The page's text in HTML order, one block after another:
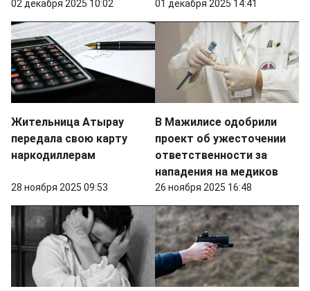
02 декабря 2025 10:02 01 декабря 2025 14:41
Жительница Атырау
передала свою карту
наркодиллерам
28 ноября 2025 09:53
В Мажилисе одобрили
проект об ужесточении
ответственности за
нападения на медиков
26 ноября 2025 16:48